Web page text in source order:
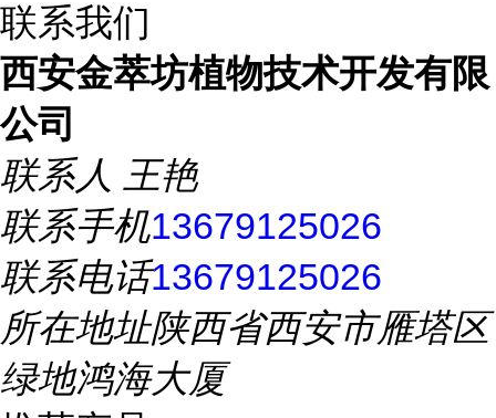
联系我们
西安金萃坊植物技术开发有限
公司
联系人 王艳
联系手机13679125026
联系电话13679125026
所在地址陕西省西安市雁塔区
绿地鸿海大厦